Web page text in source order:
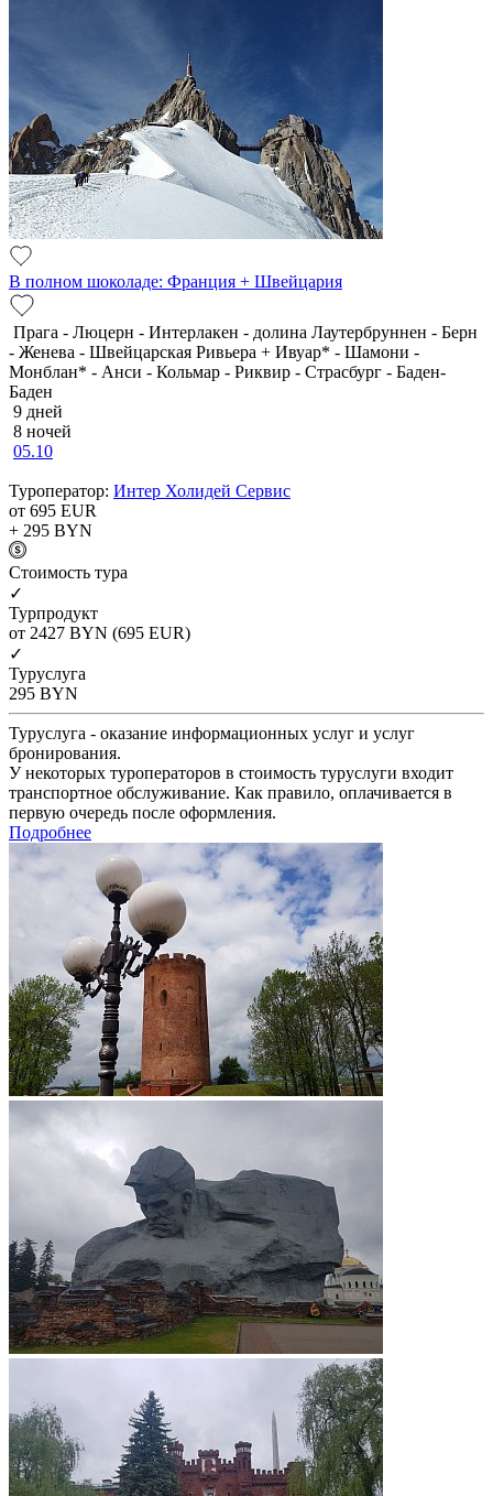
В полном шоколаде: Франция + Швейцария
Прага - Люцерн - Интерлакен - долина Лаутербруннен - Берн
- Женева - Швейцарская Ривьера + Ивуар* - Шамони -
Монблан* - Анси - Кольмар - Риквир - Страсбург - Баден-
Баден
9 дней
8 ночей
05.10
Туроператор: Интер Холидей Сервис
от 695 EUR
+ 295 BYN
Cтоимость тура
✓
Турпродукт
от 2427 BYN (695 EUR)
✓
Туруслуга
295 BYN
Туруслуга - оказание информационных услуг и услуг
бронирования.
У некоторых туроператоров в стоимость туруслуги входит
транспортное обслуживание. Как правило, оплачивается в
первую очередь после оформления.
Подробнее